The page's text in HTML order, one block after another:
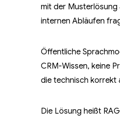
mit der Musterlösung
internen Abläufen
Öffentliche
CRM-Wissen, keine
die technisch korrekt
Die Lösung heißt